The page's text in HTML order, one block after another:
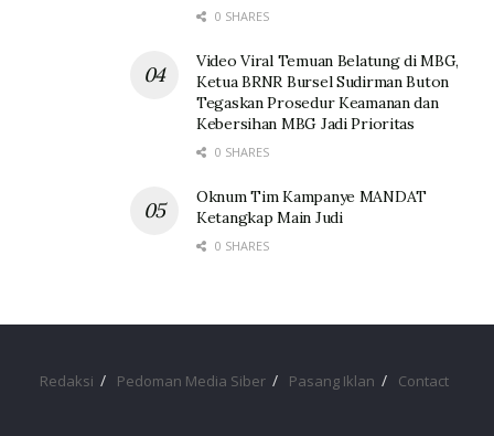
0 SHARES
Video Viral Temuan Belatung di MBG,
Ketua BRNR Bursel Sudirman Buton
Tegaskan Prosedur Keamanan dan
Kebersihan MBG Jadi Prioritas
0 SHARES
Oknum Tim Kampanye MANDAT
Ketangkap Main Judi
0 SHARES
Redaksi Pedoman Media Siber Pasang Iklan Contact